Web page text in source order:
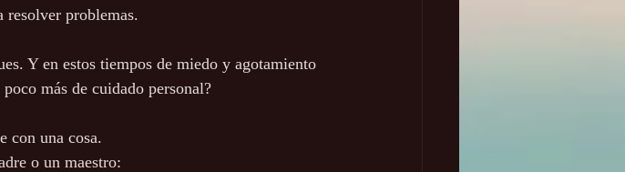
resolver problemas.
Y en estos tiempos de miedo y agotamiento
más de cuidado personal?
con una cosa.
o un maestro: